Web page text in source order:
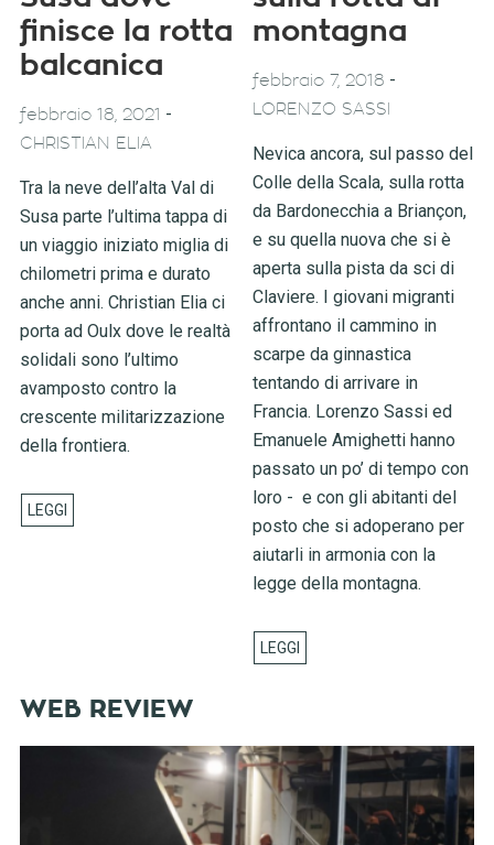
finisce la rotta
balcanica
febbraio 18, 2021 -
CHRISTIAN ELIA
Tra la neve dell’alta Val di
Susa parte l’ultima tappa di
un viaggio iniziato miglia di
chilometri prima e durato
anche anni. Christian Elia ci
porta ad Oulx dove le realtà
solidali sono l’ultimo
avamposto contro la
crescente militarizzazione
della frontiera.
montagna
febbraio 7, 2018 -
LORENZO SASSI
Nevica ancora, sul passo del
Colle della Scala, sulla rotta
da Bardonecchia a Briançon,
e su quella nuova che si è
aperta sulla pista da sci di
Claviere. I giovani migranti
affrontano il cammino in
scarpe da ginnastica
tentando di arrivare in
Francia. Lorenzo Sassi ed
Emanuele Amighetti hanno
passato un po’ di tempo con
loro - e con gli abitanti del
posto che si adoperano per
aiutarli in armonia con la
legge della montagna.
WEB REVIEW